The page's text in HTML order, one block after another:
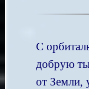
С
добрую
от Земли,